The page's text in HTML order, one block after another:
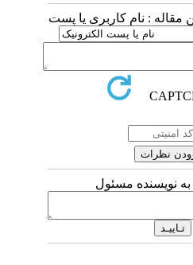
مقاله : نام کاربری یا پست
نویسنده مسئول